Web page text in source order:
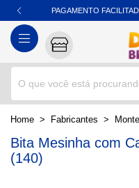
PAGAMENTO
home Fabricantes
Bita Mesinha com
(140)